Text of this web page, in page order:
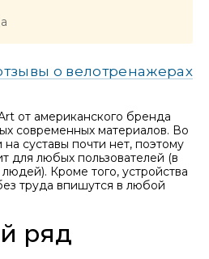
о велотренажерах
от американского бренда
современных материалов. Во
на суставы почти нет, поэтому
для любых пользователей (в
Кроме того, устройства
труда впишутся в любой
ряд